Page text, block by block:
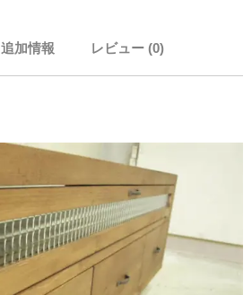
追加情報 レビュー (0)